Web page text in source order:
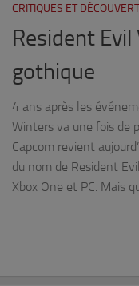
CRITIQUES ET
Resident
gothique
4 ans après les
Winters va une fois de
Capcom revient
du nom de Resident
Xbox One et PC. Mais